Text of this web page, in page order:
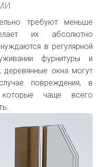
требуют меньше
их абсолютно
в регулярной
фурнитуры и
окна могут
повреждения, в
которые чаще всего